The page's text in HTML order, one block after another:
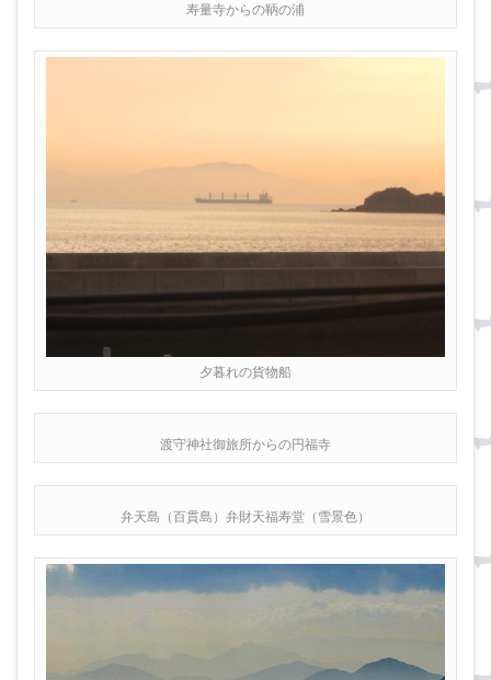
寿量寺からの鞆の浦
夕暮れの貨物船
渡守神社御旅所からの円福寺
弁天島（百貫島）弁財天福寿堂（雪景色）